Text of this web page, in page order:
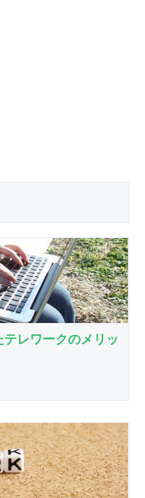
レワークのメリッ